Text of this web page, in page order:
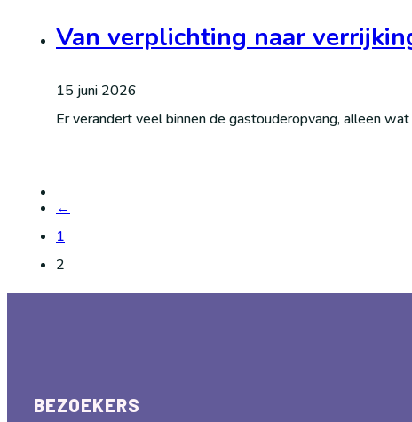
Van verplichting naar
15 juni 2026
Er verandert veel binnen de gastouderopvang, alleen
←
1
2
BEZOEKERS